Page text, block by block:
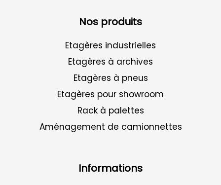
Nos produits
Etagères industrielles
Etagères à archives
Etagères à pneus
Etagères pour showroom
Rack à palettes
Aménagement de camionnettes
Informations